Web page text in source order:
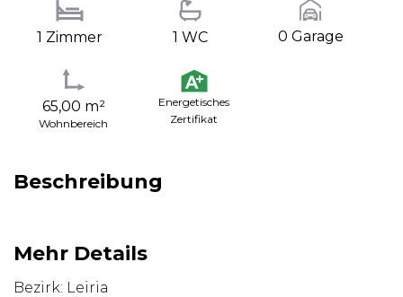
1 Zimmer 1 WC 0 Garage
65,00 m²
Wohnbereich
Energetisches
Zertifikat
Beschreibung
Mehr Details
Bezirk: Leiria